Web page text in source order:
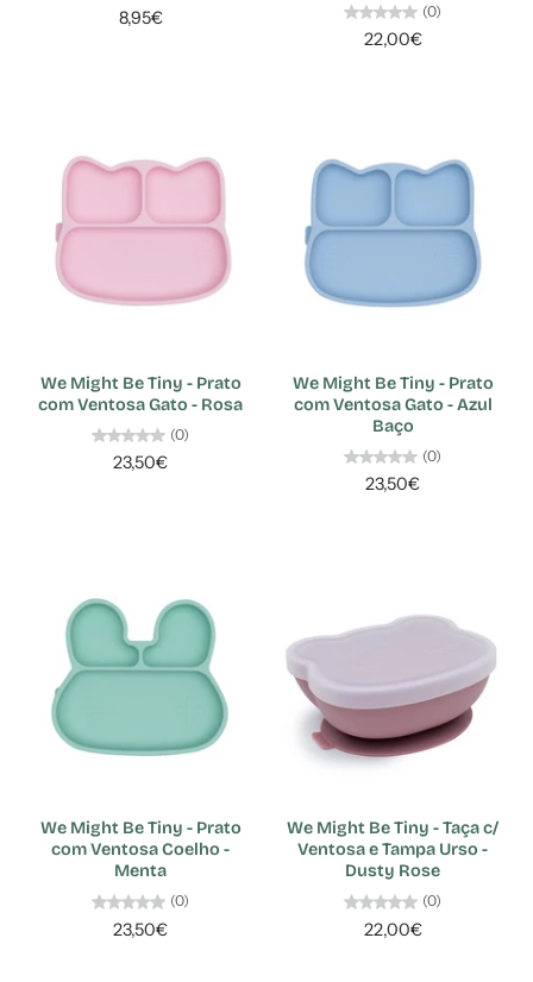
8,95€ (0)
22,00€
We Might Be Tiny - Prato
com Ventosa Gato - Rosa
(0)
23,50€
We Might Be Tiny - Prato
com Ventosa Gato - Azul
Baço
(0)
23,50€
We Might Be Tiny - Prato
com Ventosa Coelho -
Menta
(0)
23,50€
We Might Be Tiny - Taça c/
Ventosa e Tampa Urso -
Dusty Rose
(0)
22,00€